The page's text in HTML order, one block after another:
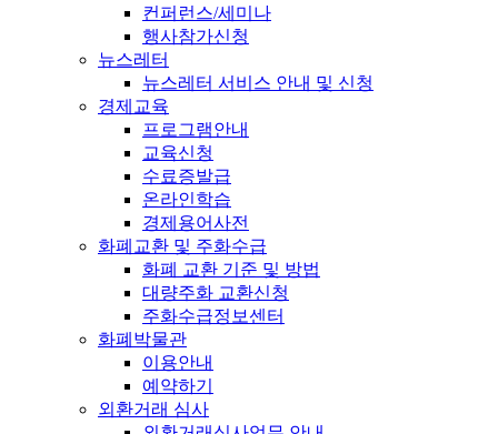
컨퍼런스/세미나
행사참가신청
뉴스레터
뉴스레터 서비스 안내 및 신청
경제교육
프로그램안내
교육신청
수료증발급
온라인학습
경제용어사전
화폐교환 및 주화수급
화폐 교환 기준 및 방법
대량주화 교환신청
주화수급정보센터
화폐박물관
이용안내
예약하기
외환거래 심사